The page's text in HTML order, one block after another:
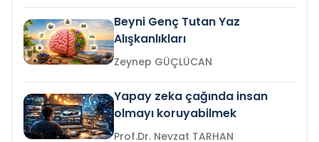
Beyni Genç Tutan Yaz
Alışkanlıkları
Zeynep GÜÇLÜCAN
Yapay zeka çağında insan
olmayı koruyabilmek
Prof.Dr. Nevzat TARHAN